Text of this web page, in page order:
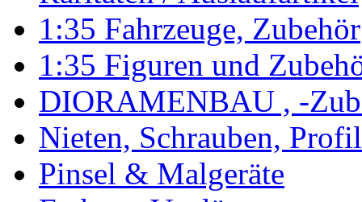
1:35 Fahrzeuge, Zubehör
1:35 Figuren und
DIORAMENBAU , -
Nieten, Schrauben,
Pinsel & Malgeräte